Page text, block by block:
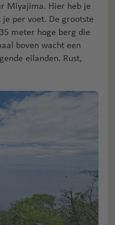
Miyajima. Hier heb je
per voet. De grootste
meter hoge berg die
boven wacht een
eilanden. Rust,